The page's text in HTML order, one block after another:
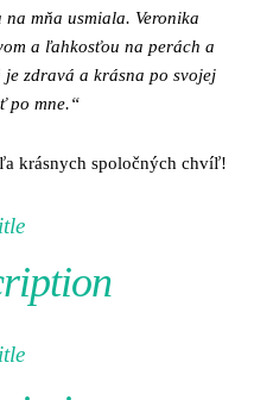
mňa usmiala. Veronika
a ľahkosťou na perách a
je zdravá a krásna po svojej
po mne.“
krásnych spoločných chvíľ!